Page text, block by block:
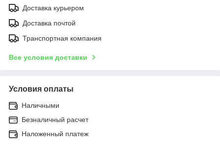
Доставка курьером
Доставка почтой
Транспортная компания
Все условия доставки
Условия оплаты
Наличными
Безналичный расчет
Наложенный платеж